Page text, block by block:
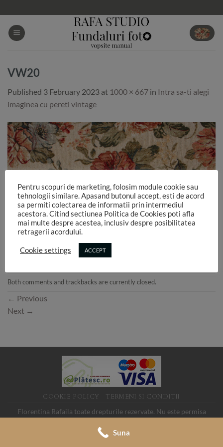
to
content
VW20
Published 3 February 2023 at 1000 × 667 in Intra sa-ti alegi
imaginea cu pereti vintage
Both comments and trackbacks are currently closed.
← Previous
Next →
COOKIE POLICY TERMENI SI CONDITII
Florentina Rafaila toate drepturile rezervate. Nu este permisa
SRL, CUI 19088705
Pentru scopuri de marketing, folosim module cookie sau
tehnologii similare. Apasand butonul accept, esti de acord
sa permiti colectarea de informatii prin intermediul
acestora. Citind sectiunea Politica de Cookies poti afla
mai multe despre acestea, inclusiv despre posibilitatea
retragerii acordului.
Cookie settings ACCEPT
Suna